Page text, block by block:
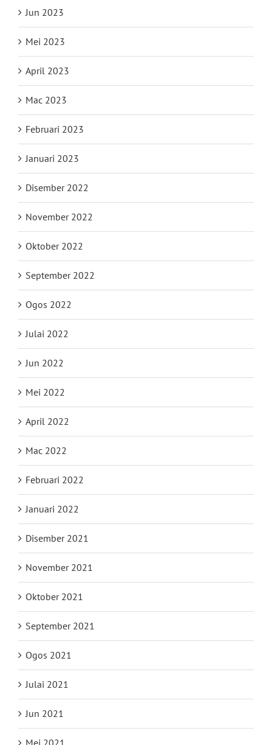
Jun 2023
Mei 2023
April 2023
Mac 2023
Februari 2023
Januari 2023
Disember 2022
November 2022
Oktober 2022
September 2022
Ogos 2022
Julai 2022
Jun 2022
Mei 2022
April 2022
Mac 2022
Februari 2022
Januari 2022
Disember 2021
November 2021
Oktober 2021
September 2021
Ogos 2021
Julai 2021
Jun 2021
Mei 2021